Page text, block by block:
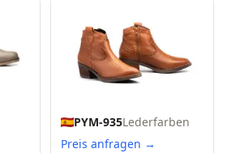
PYM-935Lederfarben
Preis anfragen →